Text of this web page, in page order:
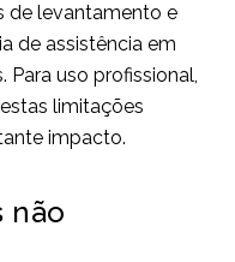
de levantamento e
de assistência em
uso profissional,
limitações
impacto.
não